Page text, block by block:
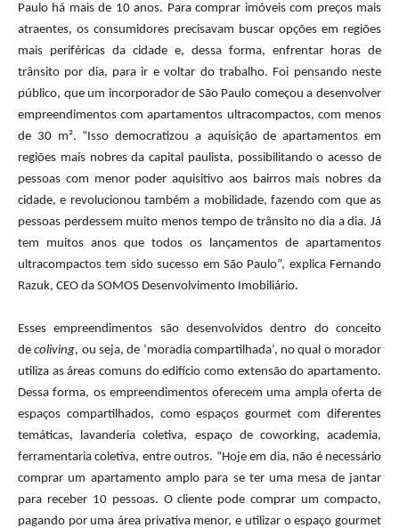
Paulo há mais de 10 anos. Para comprar imóveis com preços mais
atraentes, os consumidores precisavam buscar opções em regiões
mais periféricas da cidade e, dessa forma, enfrentar horas de
trânsito por dia, para ir e voltar do trabalho. Foi pensando neste
público, que um incorporador de São Paulo começou a desenvolver
empreendimentos com apartamentos ultracompactos, com menos
de 30 m². “Isso democratizou a aquisição de apartamentos em
regiões mais nobres da capital paulista, possibilitando o acesso de
pessoas com menor poder aquisitivo aos bairros mais nobres da
cidade, e revolucionou também a mobilidade, fazendo com que as
pessoas perdessem muito menos tempo de trânsito no dia a dia. Já
tem muitos anos que todos os lançamentos de apartamentos
ultracompactos tem sido sucesso em São Paulo”, explica Fernando
Razuk, CEO da SOMOS Desenvolvimento Imobiliário.
Esses empreendimentos são desenvolvidos dentro do conceito
decoliving, ou seja, de ‘moradia compartilhada’, no qual o morador
utiliza as áreas comuns do edifício como extensão do apartamento.
Dessa forma, os empreendimentos oferecem uma ampla oferta de
espaços compartilhados, como espaços gourmet com diferentes
temáticas, lavanderia coletiva, espaço de coworking, academia,
ferramentaria coletiva, entre outros. “Hoje em dia, não é necessário
comprar um apartamento amplo para se ter uma mesa de jantar
para receber 10 pessoas. O cliente pode comprar um compacto,
pagando por uma área privativa menor, e utilizar o espaço gourmet